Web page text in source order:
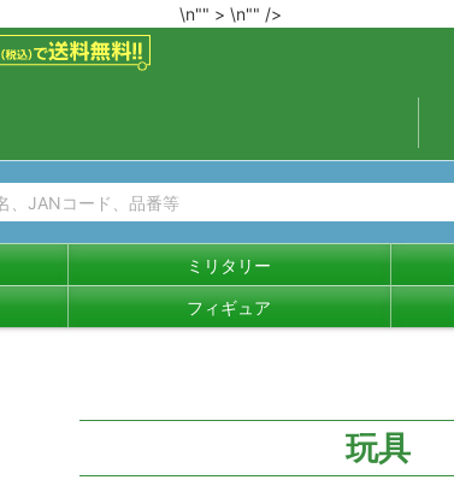
\n"" > \n"" />
ミリタリー
フィギュア
玩具